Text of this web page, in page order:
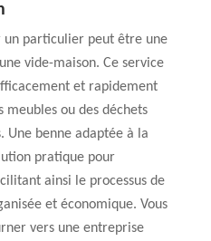
un particulier peut être une
vide-maison. Ce service
et rapidement
meubles ou des déchets
Une benne adaptée à la
pratique pour
ainsi le processus de
et économique. Vous
vers une entreprise